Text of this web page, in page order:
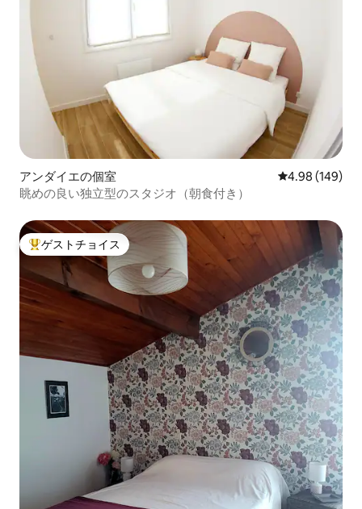
アンダイエの個室 レビュー149
4.98 (149)
眺めの良い独立型のスタジオ（朝食付き）
大好評のゲストチョイスです。
ゲストチョイス